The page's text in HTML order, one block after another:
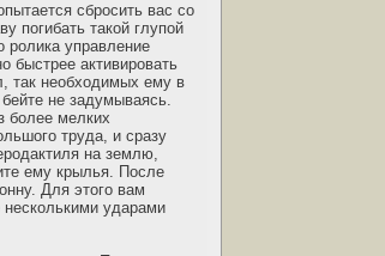
сбросить вас со
погибать такой глупой
ролика управление
быстрее активировать
так необходимых ему в
не задумываясь.
более мелких
труда, и сразу
на землю,
ему крылья. После
Для этого вам
ударами